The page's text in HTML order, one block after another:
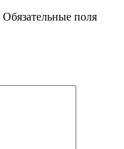
Обязательные поля